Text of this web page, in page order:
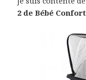
2 de Bébé Confort